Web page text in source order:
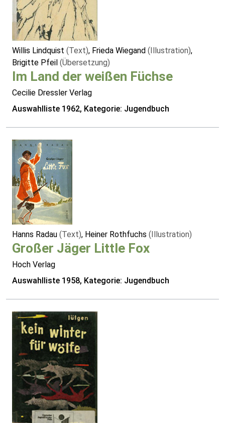
Willis Lindquist (Text), Frieda Wiegand (Illustration),
Brigitte Pfeil (Übersetzung)
Im Land der weißen Füchse
Cecilie Dressler Verlag
Auswahlliste 1962, Kategorie: Jugendbuch
Hanns Radau (Text), Heiner Rothfuchs (Illustration)
Großer Jäger Little Fox
Hoch Verlag
Auswahlliste 1958, Kategorie: Jugendbuch